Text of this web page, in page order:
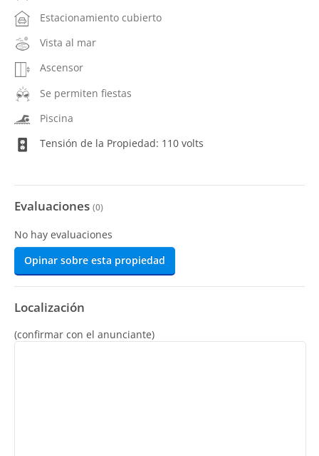
Estacionamiento cubierto
Vista al mar
Ascensor
Se permiten fiestas
Piscina
Tensión de la Propiedad: 110 volts
Evaluaciones (0)
No hay evaluaciones
Opinar sobre esta propiedad
Localización
(confirmar con el anunciante)